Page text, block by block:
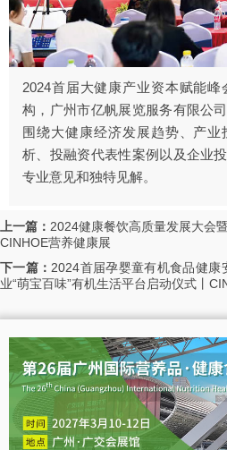
2024首届大健康产业资本赋能
构，广州市亿帆展览服务有限公
围绕大健康经济发展趋势、产
析、投融资代表性案例以及企业
专业意见和独特见解。
上一篇： 2024健康餐饮高质量发展大会
CINHOE营养健康展
下一篇： 2024首届孕婴童有机食品健
业“萌宝百味”有机生活平台启动仪式丨